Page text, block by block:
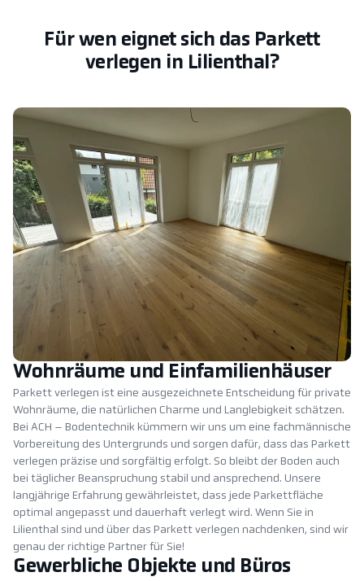
Für wen eignet sich das Parkett
verlegen in Lilienthal?
Wohnräume und Einfamilienhäuser
Parkett verlegen ist eine ausgezeichnete Entscheidung für private
Wohnräume, die natürlichen Charme und Langlebigkeit schätzen.
Bei ACH – Bodentechnik kümmern wir uns um eine fachmännische
Vorbereitung des Untergrunds und sorgen dafür, dass das Parkett
verlegen präzise und sorgfältig erfolgt. So bleibt der Boden auch
bei täglicher Beanspruchung stabil und ansprechend. Unsere
langjährige Erfahrung gewährleistet, dass jede Parkettfläche
optimal angepasst und dauerhaft verlegt wird. Wenn Sie in
Lilienthal sind und über das Parkett verlegen nachdenken, sind wir
genau der richtige Partner für Sie!
Gewerbliche Objekte und Büros